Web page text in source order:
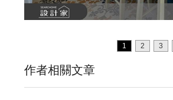
1 2 3
作者相關文章